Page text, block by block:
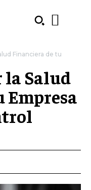
Financiera de tu
la Salud
Empresa